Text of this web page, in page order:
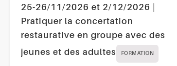
25-26/11/2026 et 2/12/2026 |
Pratiquer la concertation
restaurative en groupe avec des
jeunes et des adultes
FORMATION